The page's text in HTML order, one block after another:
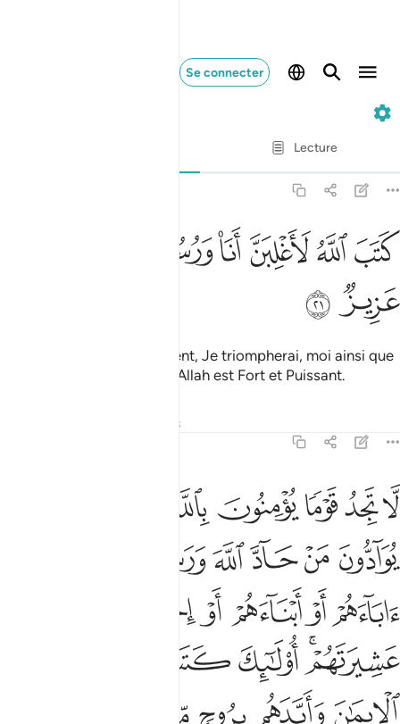
Se connecter
Lecture
: Muhammad Hamidullah
كتب الله لاغلبن انا ورسلي ان الله قوي عزيز ٢١
كَتَبَ ٱللَّهُ لَأَغْلِبَنَّ أَنَا۠ وَرُسُلِىٓ ۚ إِنَّ ٱللَّهَ قَوِىٌّ عَزِيزٌۭ ٢١
ﳡﳢﳣﳤﳥﳦ
ﳪﳫ
Allah a prescrit : "Assurément, Je triompherai, moi ainsi que
Mes Messagers". En vérité Allah est Fort et Puissant.
Réflexions
لا تجد قوما يومنون بالله واليوم الاخر يوادون من حاد الله ورسوله
لَّا تَجِدُ قَوْمًۭا يُؤْمِنُونَ بِٱللَّهِ وَٱلْيَوْمِ ٱلْـَٔاخِرِ يُوَآدُّونَ مَنْ
ﱁﱂﱃﱄ ﱅ
ﱈ ﱉﱊﱋﱌ
ﱏﱐﱑ ﱒ ﱓ
ﱕﱖﱗﱘ